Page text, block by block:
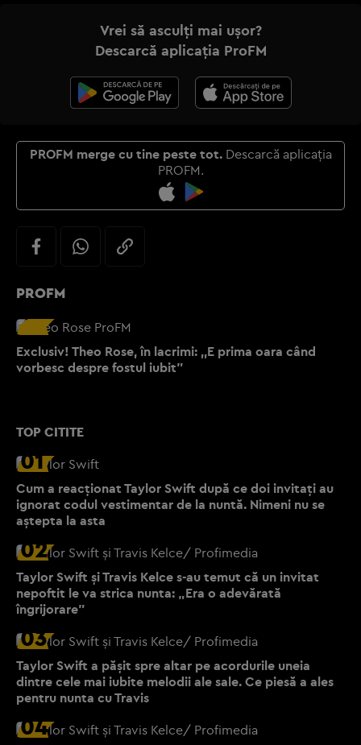
Vrei să asculți mai ușor?
Descarcă aplicația ProFM
PROFM merge cu tine peste tot.Descarcă aplicația
PROFM.
TOP CITITE
01
Cum a reacționat Taylor Swift după ce doi invitați au
ignorat codul vestimentar de la nuntă. Nimeni nu se
aștepta la asta
02
Taylor Swift și Travis Kelce s-au temut că un invitat
nepoftit le va strica nunta: „Era o adevărată
îngrijorare”
03
Taylor Swift a pășit spre altar pe acordurile uneia
dintre cele mai iubite melodii ale sale. Ce piesă a ales
pentru nunta cu Travis
04
PROFM
Exclusiv! Theo Rose, în lacrimi: ,,E prima oara când
vorbesc despre fostul iubit”